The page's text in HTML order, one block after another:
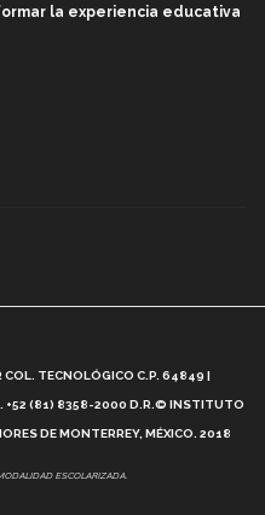
la experiencia educativa
Educativo Tec? (video)
e Inteligencia Artificial, Paola
COL. TECNOLÓGICO C.P. 64849 |
+52 (81) 8358-2000 D.R.© INSTITUTO
DE MONTERREY, MÉXICO. 2018
ESCOLARIZADA.